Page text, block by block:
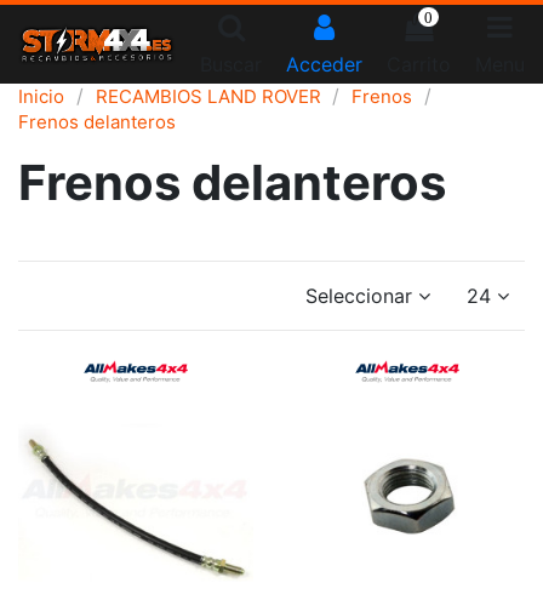
Acceder
0
Inicio RECAMBIOS LAND ROVER
Frenos
Frenos delanteros
Frenos delanteros
Seleccionar 24